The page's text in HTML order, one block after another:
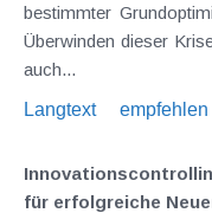
bestimmter
Überwinden dieser
auch...
Langtext
empfehlen
für erfolgreiche